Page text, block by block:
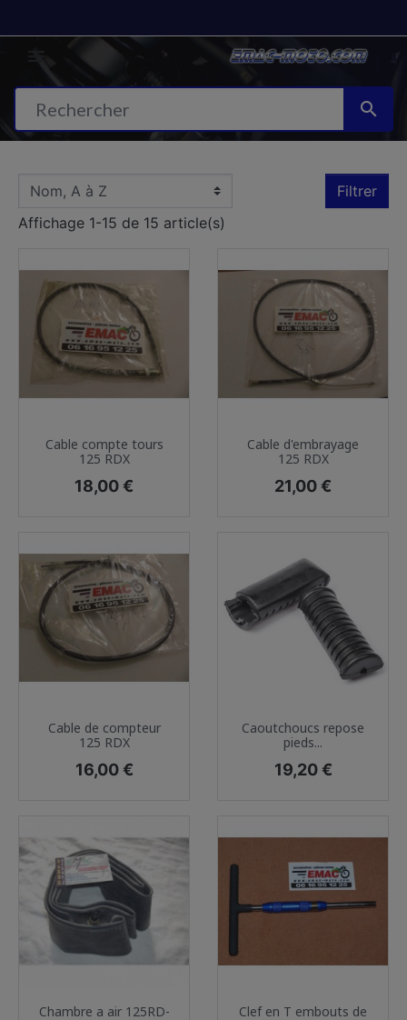

Filtrer
Affichage 1-15 de 15 article(s)
Cable compte tours
125 RDX
Prix
18,00 €
Cable d'embrayage
125 RDX
Prix
21,00 €
Cable de compteur
125 RDX
Prix
16,00 €
Caoutchoucs repose
pieds...
Prix
19,20 €
Chambre a air 125RD-
Clef en T embouts de